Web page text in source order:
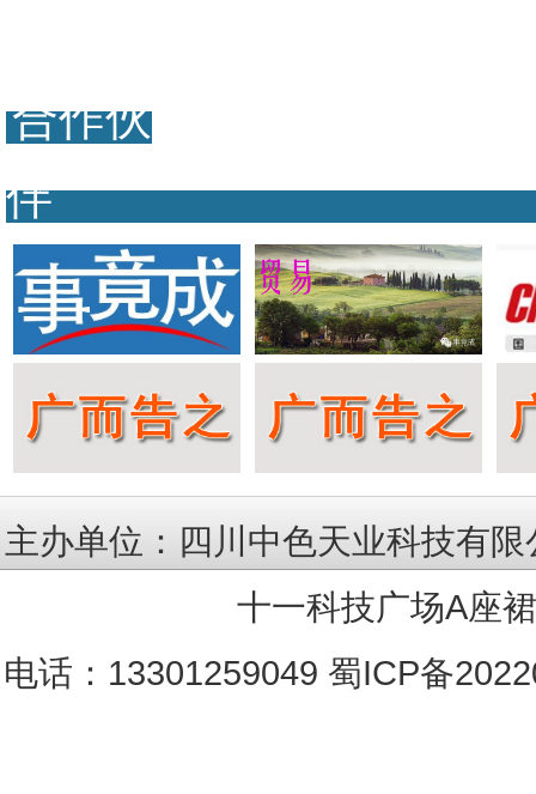
合作伙
伴
主办单位：四川中色天业科技有
十一科技广场A座
电话：13301259049 蜀ICP备